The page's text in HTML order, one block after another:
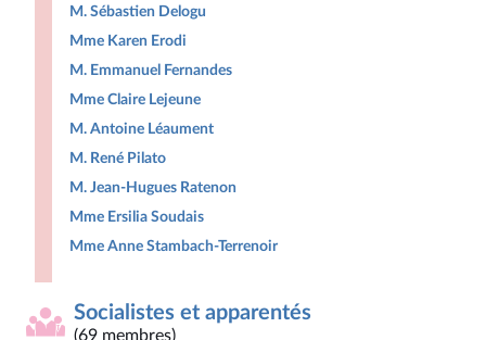
M. Sébastien Delogu
Mme Karen Erodi
M. Emmanuel Fernandes
Mme Claire Lejeune
M. Antoine Léaument
M. René Pilato
M. Jean-Hugues Ratenon
Mme Ersilia Soudais
Mme Anne Stambach-Terrenoir
Socialistes et apparentés
(69 membres)